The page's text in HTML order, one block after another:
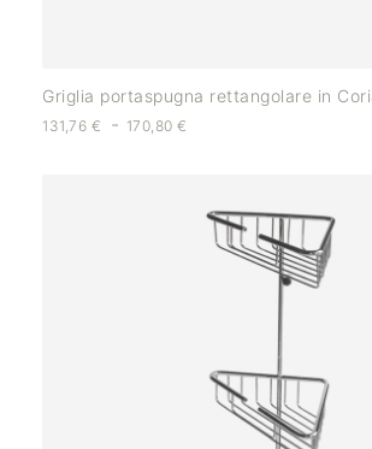
Griglia portaspugna rettangolare in
131,76 € - 170,80€